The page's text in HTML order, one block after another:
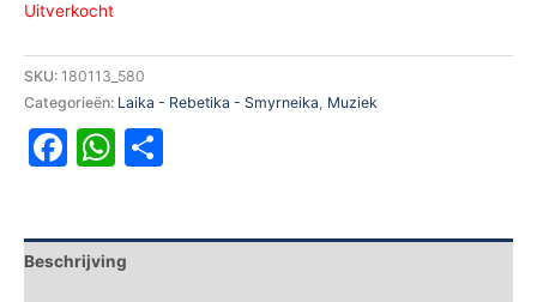
Uitverkocht
SKU: 180113_580
Categorieën: Laika - Rebetika - Smyrneika, Muziek
Facebook
WhatsApp
Beschrijving